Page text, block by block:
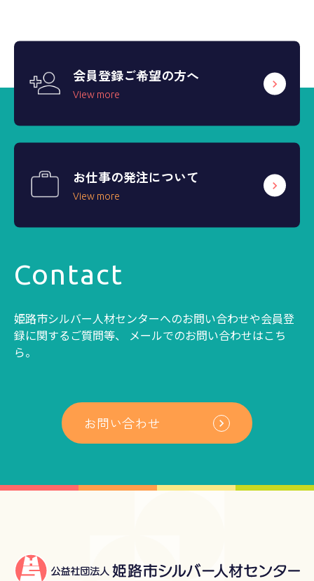
会員登録ご希望の方へ
View more
お仕事の発注について
View more
Contact
姫路市シルバー人材センターへのお問い合わせや会員登
録に関するご質問等、
メールでのお問い合わせはこち
ら。
お問い合わせ